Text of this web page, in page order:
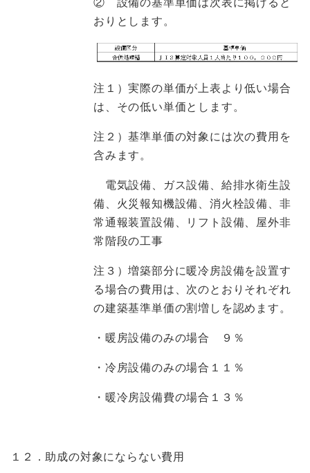
おりとします。
注１）実際の単価が上表より低い場合
は、その低い単価とします。
注２）基準単価の対象には次の費用を
含みます。
電気設備、ガス設備、給排水衛生設
備、火災報知機設備、消火栓設備、非
常通報装置設備、リフト設備、屋外非
常階段の工事
注３）増築部分に暖冷房設備を設置す
る場合の費用は、次のとおりそれぞれ
の建築基準単価の割増しを認めます。
・暖房設備のみの場合 ９％
・冷房設備のみの場合１１％
・暖冷房設備費の場合１３％
１２．助成の対象にならない費用